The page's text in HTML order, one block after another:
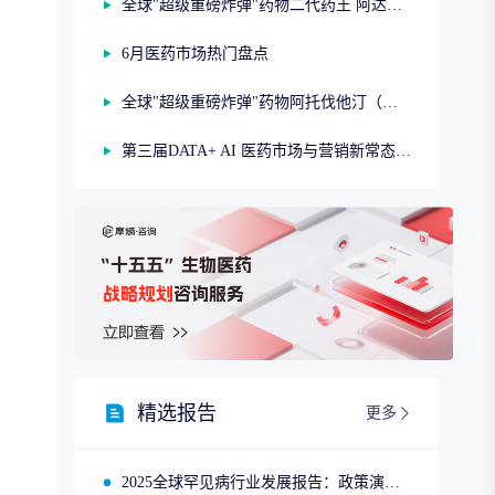
全球"超级重磅炸弹"药物二代药王 阿达木单抗（第二期）
6月医药市场热门盘点
全球"超级重磅炸弹"药物阿托伐他汀（第一期）
第三届DATA+ AI 医药市场与营销新常态研讨会
精选报告 更多
2025全球罕见病行业发展报告：政策演进、市场趋势与领先企业布局